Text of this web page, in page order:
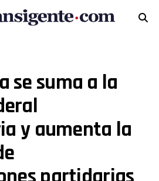
se suma a la
y aumenta la